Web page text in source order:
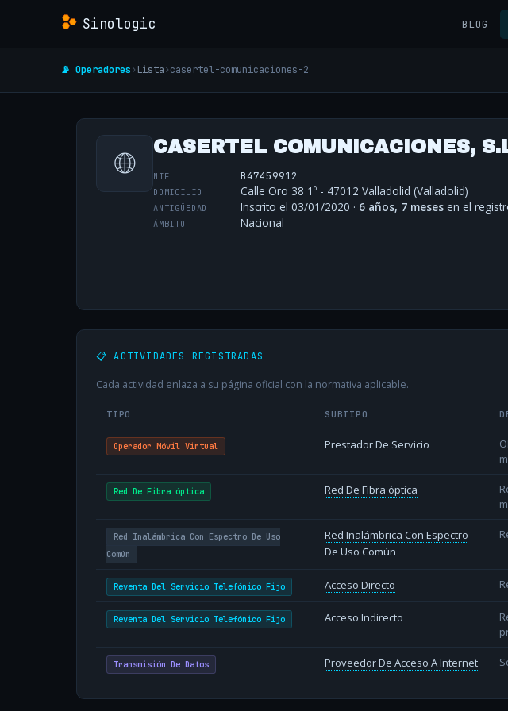
Sinologic BLOG
📡 Operadores› Lista›casertel-comunicaciones-2
🌐 CASERTEL COMUNICACIONES,
NIF B47459912
DOMICILIO Calle Oro 38 1º - 47012 Valladolid (Valladolid)
ANTIGÜEDAD Inscrito el 03/01/2020 · 6 años, 7 meses en el
ÁMBITO Nacional
📋 ACTIVIDADES REGISTRADAS
Cada actividad enlaza a su página oficial con la normativa aplicable.
TIPO SUBTIPO
Operador Móvil Virtual Prestador De Servicio
Red De Fibra óptica Red De Fibra óptica
Red Inalámbrica Con Espectro De Uso
Común
Red Inalámbrica Con Espectro
De Uso Común
Reventa Del Servicio Telefónico Fijo Acceso Directo
Reventa Del Servicio Telefónico Fijo Acceso Indirecto
Transmisión De Datos Proveedor De Acceso A Internet